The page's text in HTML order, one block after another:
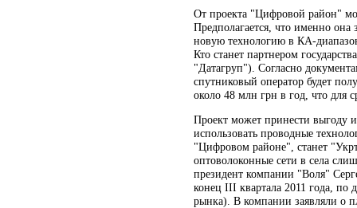
От проекта "Цифровой район"
Предполагается, что именно она
новую технологию в КА-
Кто станет партнером
"Датагруп"). Согласно
спутниковый оператор будет
около 48 млн грн в год, что для
Проект может принести выгоду
использовать проводные
"Цифровом районе", станет
оптоволоконные сети в села
президент компании "Воля"
конец III квартала 2011 года,
рынка). В компании заявляли о